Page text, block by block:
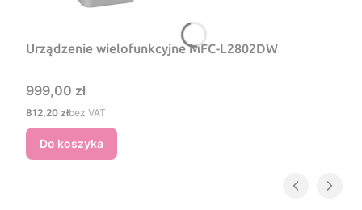
Urządzenie wielofunkcyjne MFC-L2802DW
Cena
999,00 zł
Cena
812,20 złbez VAT
Do koszyka